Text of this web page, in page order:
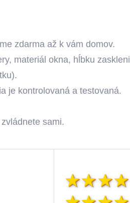
zdarma až k vám domov.
materiál okna, hĺbku
je kontrolovaná a testovaná.
sami.